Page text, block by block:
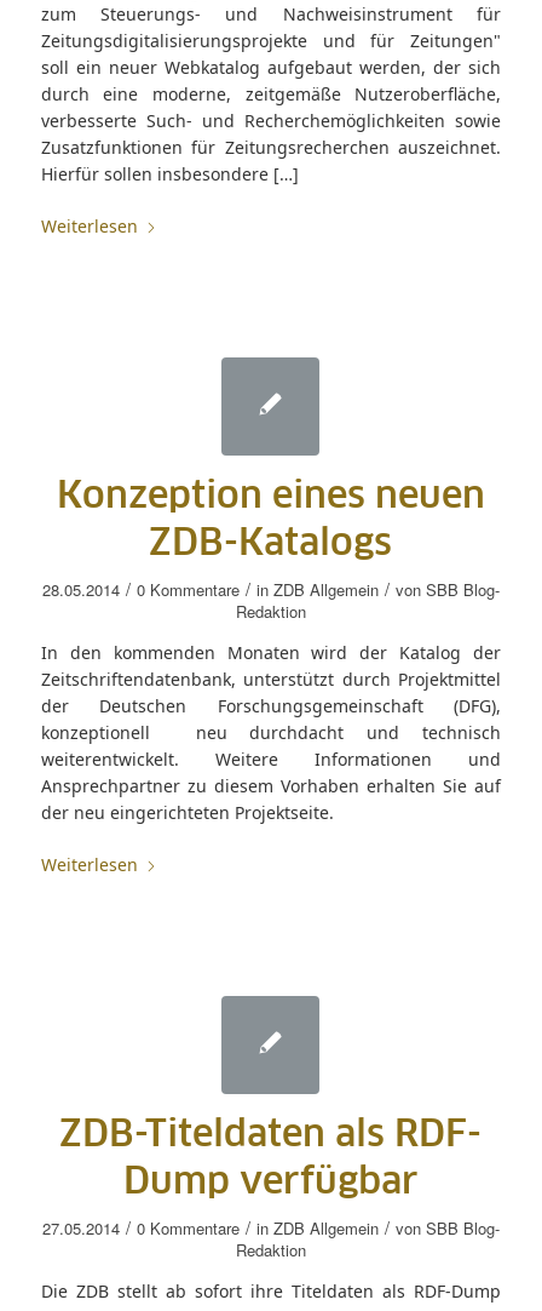
zum Steuerungs- und Nachweisinstrument für
Zeitungsdigitalisierungsprojekte und für Zeitungen"
soll ein neuer Webkatalog aufgebaut werden, der sich
durch eine moderne, zeitgemäße Nutzeroberfläche,
verbesserte Such- und Recherchemöglichkeiten sowie
Zusatzfunktionen für Zeitungsrecherchen auszeichnet.
Hierfür sollen insbesondere […]
Weiterlesen
Konzeption eines neuen
ZDB-Katalogs
28.05.2014 / 0 Kommentare / in ZDB Allgemein / von SBB Blog-
Redaktion
In den kommenden Monaten wird der Katalog der
Zeitschriftendatenbank, unterstützt durch Projektmittel
der Deutschen Forschungsgemeinschaft (DFG),
konzeptionell neu durchdacht und technisch
weiterentwickelt. Weitere Informationen und
Ansprechpartner zu diesem Vorhaben erhalten Sie auf
der neu eingerichteten Projektseite.
Weiterlesen
ZDB-Titeldaten als RDF-
Dump verfügbar
27.05.2014 / 0 Kommentare / in ZDB Allgemein / von SBB Blog-
Redaktion
Die ZDB stellt ab sofort ihre Titeldaten als RDF-Dump